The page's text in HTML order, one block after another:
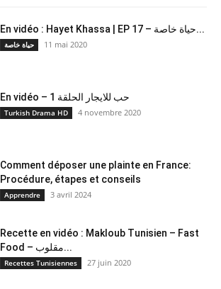
En vidéo : Hayet Khassa | EP 17 – حياة خاصة...
حياة خاصة 11 mai 2020
En vidéo – حب للايجار الحلقة 1
Turkish Drama HD 4 novembre 2020
Comment déposer une plainte en France:
Procédure, étapes et conseils
Apprendre 3 avril 2024
Recette en vidéo : Makloub Tunisien – Fast
Food – مقلوب...
Recettes Tunisiennes 27 juin 2020